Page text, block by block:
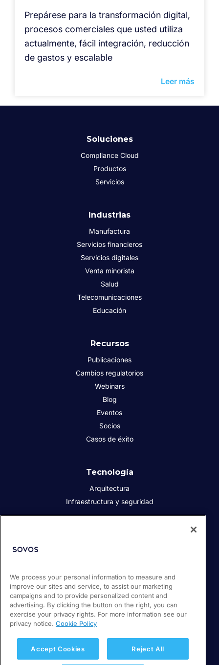
Prepárese para la transformación digital,
procesos comerciales que usted utiliza
actualmente, fácil integración, reducción
de gastos y escalable
Leer más
Soluciones
Compliance Cloud
Productos
Servicios
Industrias
Manufactura
Servicios financieros
Servicios digitales
Venta minorista
Salud
Telecomunicaciones
Educación
Recursos
Publicaciones
Cambios regulatorios
Webinars
Blog
Eventos
Socios
Casos de éxito
Tecnología
Arquitectura
Infraestructura y seguridad
Prensa
Empleos
Soporte / Portal de clientes
Política de privacidad
We process your personal information to measure and
improve our sites and service, to assist our marketing
campaigns and to provide personalized content and
advertising. By clicking the button on the right, you can
exercise your privacy rights. For more information see our
privacy notice. Cookie Policy
Accept Cookies Reject All